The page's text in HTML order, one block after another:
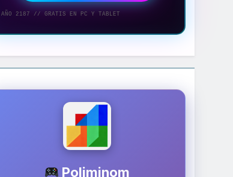
AÑO 2187 // GRATIS EN PC Y TABLET
Poliminom